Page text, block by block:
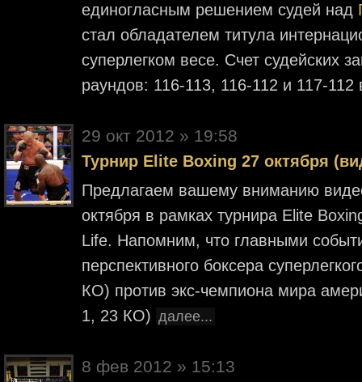
единогласным решением судей над
стал обладателем титула
суперлегком весе. Счет судейских
раундов: 116-113, 116-112 и 117-
29 окт 2012 » 19:58
Турнир Elite Boxing 27 октября
Предлагаем вашему вниманию
октября в рамках турнира Elite
Life. Напомним, что главными
перспективного боксера
КО) против экс-чемпиона мира
1, 23 КО) далее...
8 фев 2012 » 15:13